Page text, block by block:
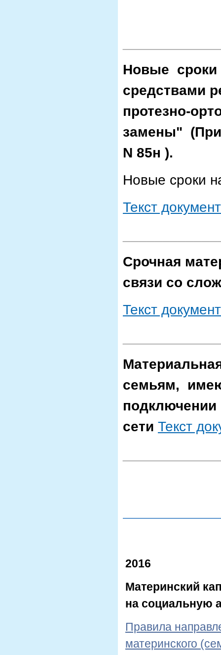
Новые сроки
средствами
протезно-
замены"
N 85н ).
Новые сроки
Текст
Срочная
связи со
Текст
семьям,
подключении
сети Текст
2016
Материнский
на социальную
Правила
материнского